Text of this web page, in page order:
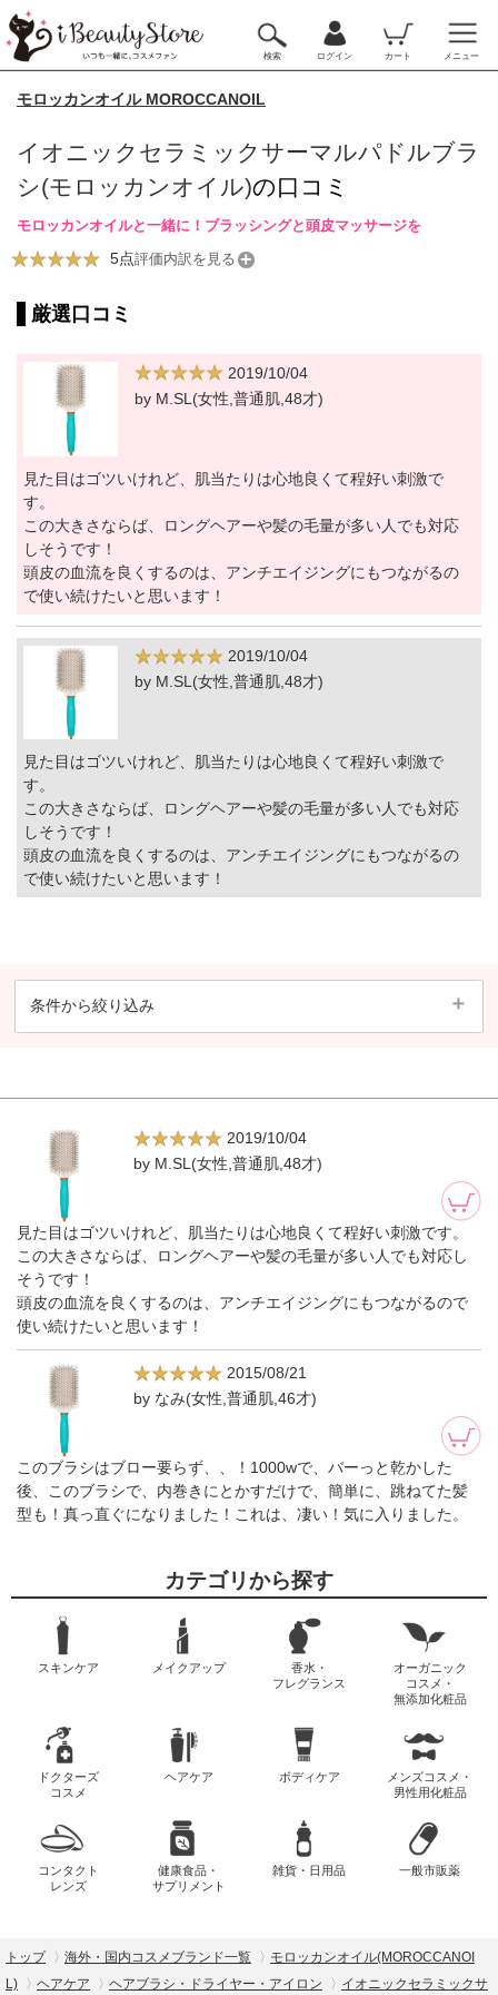
検索 ログイン カート メニュー
モロッカンオイル MOROCCANOIL
イオニックセラミックサーマルパドルブラ
シ(モロッカンオイル)の口コミ
モロッカンオイルと一緒に！ブラッシングと頭皮マッサージを
5点評価内訳を見る
厳選口コミ
2019/10/04
by M.SL(女性,普通肌,48才)
見た目はゴツいけれど、肌当たりは心地良くて程好い刺激で
す。
この大きさならば、ロングヘアーや髪の毛量が多い人でも対応
しそうです！
頭皮の血流を良くするのは、アンチエイジングにもつながるの
で使い続けたいと思います！
2019/10/04
by M.SL(女性,普通肌,48才)
見た目はゴツいけれど、肌当たりは心地良くて程好い刺激で
す。
この大きさならば、ロングヘアーや髪の毛量が多い人でも対応
しそうです！
頭皮の血流を良くするのは、アンチエイジングにもつながるの
で使い続けたいと思います！
条件から絞り込み
2019/10/04
by M.SL(女性,普通肌,48才)
見た目はゴツいけれど、肌当たりは心地良くて程好い刺激です。
この大きさならば、ロングヘアーや髪の毛量が多い人でも対応し
そうです！
頭皮の血流を良くするのは、アンチエイジングにもつながるので
使い続けたいと思います！
2015/08/21
by なみ(女性,普通肌,46才)
このブラシはブロー要らず、、！1000wで、バーっと乾かした
後、このブラシで、内巻きにとかすだけで、簡単に、跳ねてた髪
型も！真っ直ぐになりました！これは、凄い！気に入りました。
カテゴリから探す
スキンケア メイクアップ
香水・
フレグランス
オーガニック
コスメ・
無添加化粧品
ドクターズ
コスメ
ヘアケア ボディケア
メンズコスメ・
男性用化粧品
コンタクト
レンズ
健康食品・
サプリメント
雑貨・日用品 一般市販薬
トップ 海外・国内コスメブランド一覧
モロッカンオイル(MOROCCANOI
L)
ヘアケア ヘアブラシ・ドライヤー・アイロン イオニックセラミックサ